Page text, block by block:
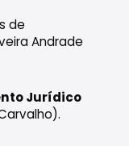
de
Andrade
Jurídico